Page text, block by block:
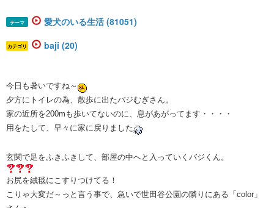
テーマ 愛犬のいる生活 (81051)
カテゴリ baji (20)
今日も暑いですね～
夕方にトイレの為、散歩に出たバジむぎさん。
家の近所を200mも歩いてないのに、息があがってます・・・・
用をたして、早々に家に戻りました
玄関で足をふきふきして、部屋の中へと入っていくバジくん。
お尻を絨毯にこすりつけてる！
こりゃ大変だ～っと言う事で、急いで世田谷公園の隣りにある 「color」